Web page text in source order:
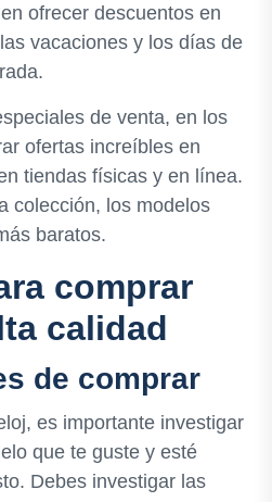
ofrecer descuentos en
vacaciones y los días de
de venta, en los
ofertas increíbles en
tiendas físicas y en línea.
colección, los modelos
baratos.
comprar
calidad
de comprar
es importante investigar
que te guste y esté
Debes investigar las